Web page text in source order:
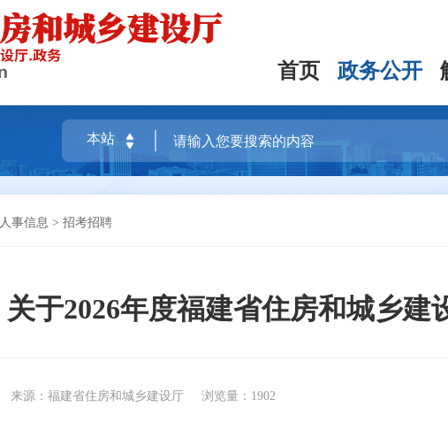
首页 政务公开
人事信息 > 招考招聘
关于2026年度福建省住房和城乡建
来源：福建省住房和城乡建设厅 浏览量： 1902